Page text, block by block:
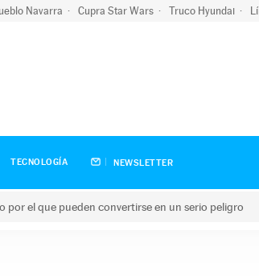
Navarra Cupra Star Wars Truco Hyundai
TECNOLOGÍA NEWSLETTER
por el que pueden convertirse en un serio peligro